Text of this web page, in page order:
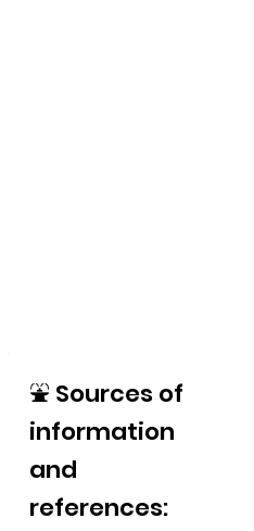
⛲ Sources of
information
and
references: